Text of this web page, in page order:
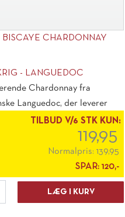
BISCAYE CHARDONNAY
- LANGUEDOC
Chardonnay fra
Languedoc, der leverer
meget vin for [...]
TILBUD V/6 STK KUN:
119,95
Normalpris: 139,95
SPAR: 120,-
LÆG I KURV